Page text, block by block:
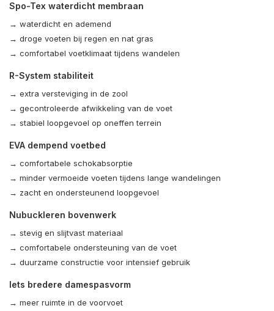
Spo-Tex waterdicht membraan
→ waterdicht en ademend
→ droge voeten bij regen en nat gras
→ comfortabel voetklimaat tijdens wandelen
R-System stabiliteit
→ extra versteviging in de zool
→ gecontroleerde afwikkeling van de voet
→ stabiel loopgevoel op oneffen terrein
EVA dempend voetbed
→ comfortabele schokabsorptie
→ minder vermoeide voeten tijdens lange wandelingen
→ zacht en ondersteunend loopgevoel
Nubuckleren bovenwerk
→ stevig en slijtvast materiaal
→ comfortabele ondersteuning van de voet
→ duurzame constructie voor intensief gebruik
Iets bredere damespasvorm
→ meer ruimte in de voorvoet